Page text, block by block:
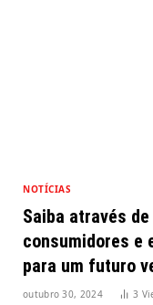
NOTÍCIAS
Saiba através
consumidores e
para um futuro
outubro 30, 2024 3